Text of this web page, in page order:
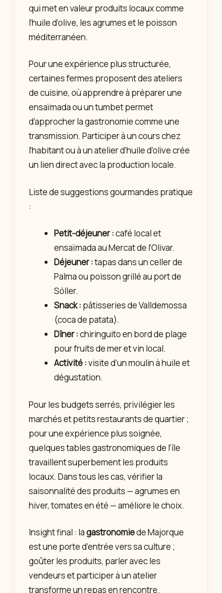
qui met en valeur produits locaux comme
l’huile d’olive, les agrumes et le poisson
méditerranéen.
Pour une expérience plus structurée,
certaines fermes proposent des ateliers
de cuisine, où apprendre à préparer une
ensaïmada ou un tumbet permet
d’approcher la gastronomie comme une
transmission. Participer à un cours chez
l’habitant ou à un atelier d’huile d’olive crée
un lien direct avec la production locale.
Liste de suggestions gourmandes pratique
:
Petit-déjeuner :café local et
ensaïmada au Mercat de l’Olivar.
Déjeuner :tapas dans un celler de
Palma ou poisson grillé au port de
Sóller.
Snack : pâtisseries de Valldemossa
(coca de patata).
Dîner :chiringuito en bord de plage
pour fruits de mer et vin local.
Activité :visite d’un moulin à huile et
dégustation.
Pour les budgets serrés, privilégier les
marchés et petits restaurants de quartier ;
pour une expérience plus soignée,
quelques tables gastronomiques de l’île
travaillent superbement les produits
locaux. Dans tous les cas, vérifier la
saisonnalité des produits — agrumes en
hiver, tomates en été — améliore le choix.
Insight final : lagastronomiede Majorque
est une porte d’entrée vers sa culture ;
goûter les produits, parler avec les
vendeurs et participer à un atelier
transforme un repas en rencontre.